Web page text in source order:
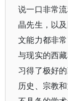
说一口非常
晶先生，以
文能力都非
与现实的西
习得了极好
历史、宗教